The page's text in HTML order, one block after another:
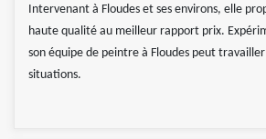
Intervenant à Floudes et ses environs, elle
haute qualité au meilleur rapport prix.
son équipe de peintre à Floudes peut
situations.